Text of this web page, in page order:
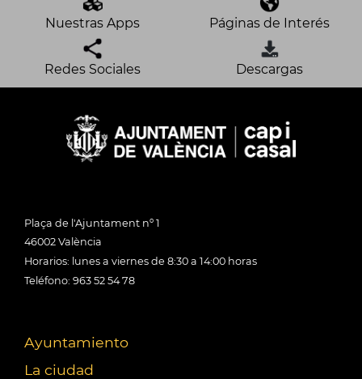
Nuestras Apps Páginas de Interés
Redes Sociales Descargas
Plaça de l'Ajuntament nº 1
46002 València
Horarios: lunes a viernes de 8:30 a 14:00 horas
Teléfono: 963 52 54 78
Ayuntamiento
La ciudad